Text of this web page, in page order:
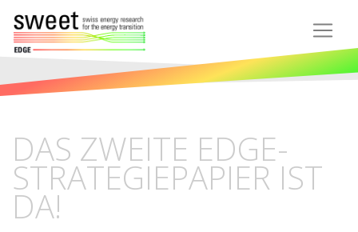
DAS ZWEITE EDGE-
STRATEGIEPAPIER IST
DA!